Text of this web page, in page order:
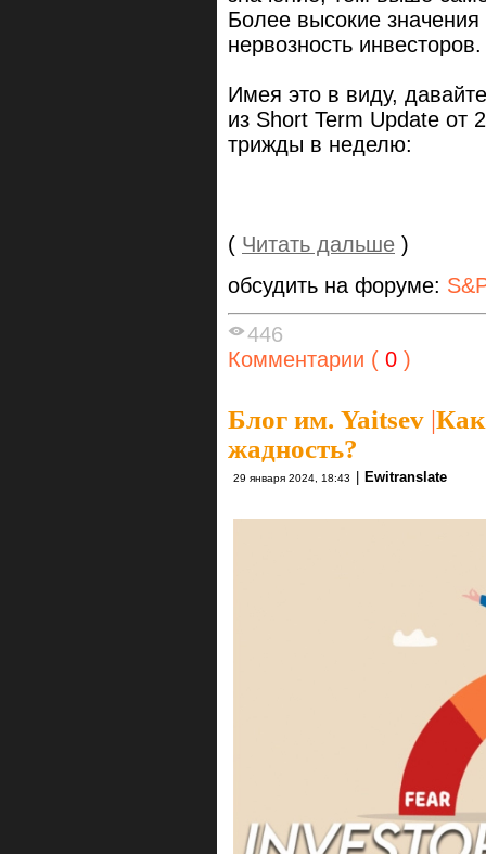
Более высокие
нервозность инвесторов.
Имея это в виду,
из Short Term Update от
трижды в неделю:
( Читать дальше )
обсудить на форуме:
446
Комментарии ( 0 )
Блог им. Yaitsev |Как
жадность?
29 января 2024, 18:43 | Ewitranslate